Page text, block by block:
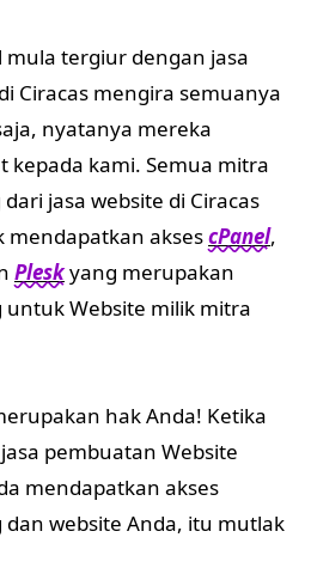
tergiur dengan jasa
Ciracas mengira semuanya
nyatanya mereka
kepada kami. Semua mitra
jasa website di Ciracas
mendapatkan aksescPanel,
Pleskyang merupakan
Website milik mitra
hak Anda! Ketika
pembuatan Website
mendapatkan akses
website Anda, itu mutlak